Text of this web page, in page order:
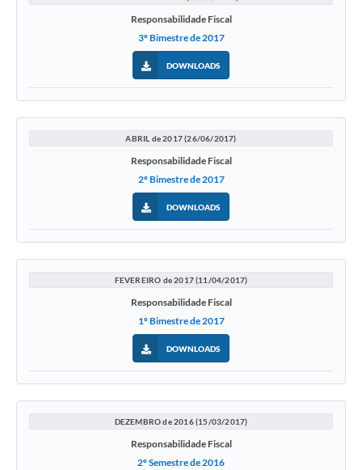
Responsabilidade Fiscal
3º Bimestre de 2017
DOWNLOADS
ABRIL de 2017 (26/06/2017)
Responsabilidade Fiscal
2º Bimestre de 2017
DOWNLOADS
FEVEREIRO de 2017 (11/04/2017)
Responsabilidade Fiscal
1º Bimestre de 2017
DOWNLOADS
DEZEMBRO de 2016 (15/03/2017)
Responsabilidade Fiscal
2º Semestre de 2016